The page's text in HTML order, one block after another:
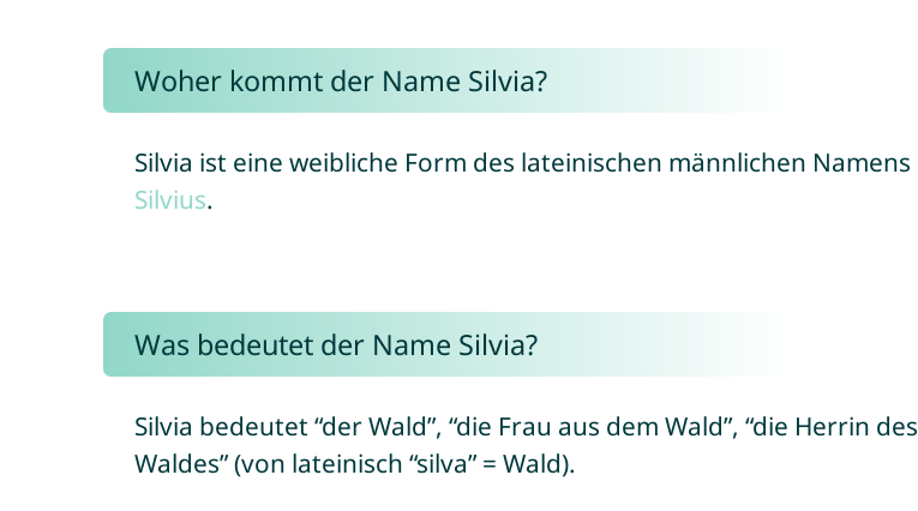
Woher kommt der Name Silvia?
Silvia ist eine weibliche Form des lateinischen männlichen Namens
Silvius.
Was bedeutet der Name Silvia?
Silvia bedeutet “der Wald”, “die Frau aus dem Wald”, “die Herrin des
Waldes” (von lateinisch “silva” = Wald).